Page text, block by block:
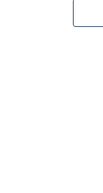
での「赤」から「
た新業態となる。